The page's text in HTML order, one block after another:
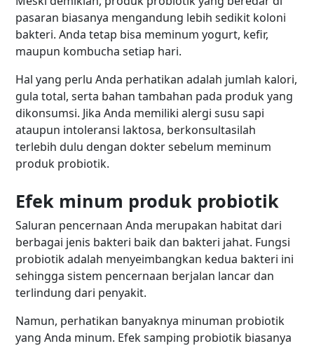
pasaran biasanya mengandung lebih sedikit koloni
bakteri. Anda tetap bisa meminum yogurt, kefir,
maupun kombucha setiap hari.
Hal yang perlu Anda perhatikan adalah jumlah kalori,
gula total, serta bahan tambahan pada produk yang
dikonsumsi. Jika Anda memiliki alergi susu sapi
ataupun intoleransi laktosa, berkonsultasilah
terlebih dulu dengan dokter sebelum meminum
produk probiotik.
Efek minum produk probiotik
Saluran pencernaan Anda merupakan habitat dari
berbagai jenis bakteri baik dan bakteri jahat. Fungsi
probiotik adalah menyeimbangkan kedua bakteri ini
sehingga sistem pencernaan berjalan lancar dan
terlindung dari penyakit.
Namun, perhatikan banyaknya minuman probiotik
yang Anda minum. Efek samping probiotik biasanya